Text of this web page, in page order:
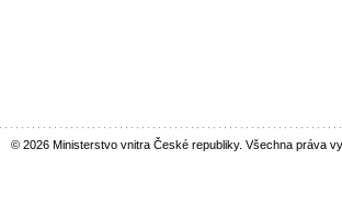
© 2026 Ministerstvo vnitra České republiky. Všechna práva